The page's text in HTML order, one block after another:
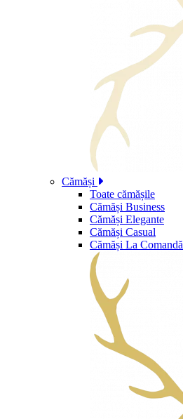
Cămăși
Toate cămășile
Cămăși Business
Cămăși Elegante
Cămăși Casual
Cămăși La Comandă